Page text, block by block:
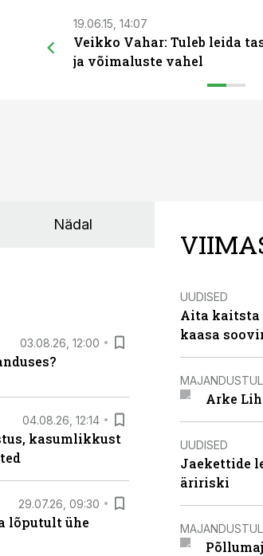
19.06.15, 14:07
Veikko Vahar: Tuleb leida
ja võimaluste vahel
Nädal
03.08.26, 12:00
04.08.26, 12:14
kasumlikkust
29.07.26, 09:30
lõputult ühe
UUDISED
Aita kaitsta
kaasa
Arke
UUDISED
Jaekettide
äririski